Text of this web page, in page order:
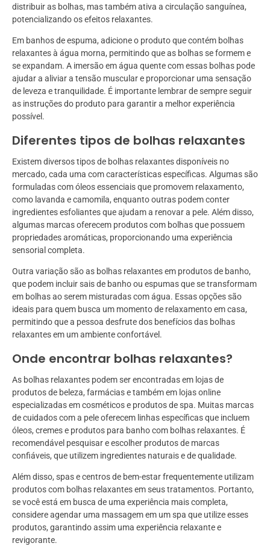
distribuir as bolhas, mas também ativa a circulação sanguínea,
potencializando os efeitos relaxantes.
Em banhos de espuma, adicione o produto que contém bolhas
relaxantes à água morna, permitindo que as bolhas se formem e
se expandam. A imersão em água quente com essas bolhas pode
ajudar a aliviar a tensão muscular e proporcionar uma sensação
de leveza e tranquilidade. É importante lembrar de sempre seguir
as instruções do produto para garantir a melhor experiência
possível.
Diferentes tipos de bolhas relaxantes
Existem diversos tipos de bolhas relaxantes disponíveis no
mercado, cada uma com características específicas. Algumas são
formuladas com óleos essenciais que promovem relaxamento,
como lavanda e camomila, enquanto outras podem conter
ingredientes esfoliantes que ajudam a renovar a pele. Além disso,
algumas marcas oferecem produtos com bolhas que possuem
propriedades aromáticas, proporcionando uma experiência
sensorial completa.
Outra variação são as bolhas relaxantes em produtos de banho,
que podem incluir sais de banho ou espumas que se transformam
em bolhas ao serem misturadas com água. Essas opções são
ideais para quem busca um momento de relaxamento em casa,
permitindo que a pessoa desfrute dos benefícios das bolhas
relaxantes em um ambiente confortável.
Onde encontrar bolhas relaxantes?
As bolhas relaxantes podem ser encontradas em lojas de
produtos de beleza, farmácias e também em lojas online
especializadas em cosméticos e produtos de spa. Muitas marcas
de cuidados com a pele oferecem linhas específicas que incluem
óleos, cremes e produtos para banho com bolhas relaxantes. É
recomendável pesquisar e escolher produtos de marcas
confiáveis, que utilizem ingredientes naturais e de qualidade.
Além disso, spas e centros de bem-estar frequentemente utilizam
produtos com bolhas relaxantes em seus tratamentos. Portanto,
se você está em busca de uma experiência mais completa,
considere agendar uma massagem em um spa que utilize esses
produtos, garantindo assim uma experiência relaxante e
revigorante.